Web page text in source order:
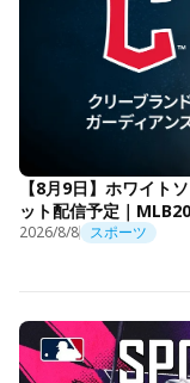
【8月9日】ホワイト
ット配信予定｜
2026/8/8 スポーツ